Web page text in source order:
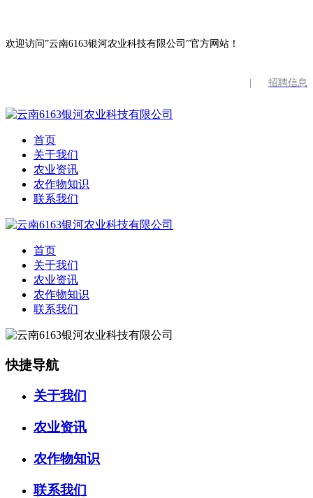
欢迎访问”云南6163银河农业科技有限公司”官方网站！
招聘信息
首页
关于我们
农业资讯
农作物知识
联系我们
首页
关于我们
农业资讯
农作物知识
联系我们
快捷导航
关于我们
农业资讯
农作物知识
联系我们